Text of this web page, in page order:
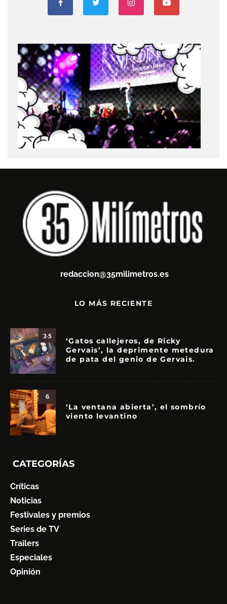
redaccion@35milimetros.es
LO MÁS RECIENTE
3.5
‘Gatos callejeros, de Ricky
Gervais’, la deprimente metedura
de pata del genio de Gervais.
6
‘La ventana abierta’, el sombrío
viento levantino
CATEGORÍAS
Críticas
Noticias
Festivales y premios
Series de TV
Trailers
Especiales
Opinión